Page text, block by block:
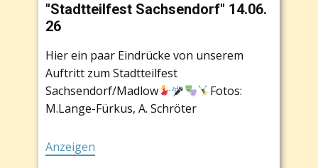
"Stadtteilfest Sachsendorf" 14.06.
26
Hier ein paar Eindrücke von unserem
Auftritt zum Stadtteilfest
Sachsendorf/Madlow
Fotos:
M.Lange-Fürkus, A. Schröter
Anzeigen